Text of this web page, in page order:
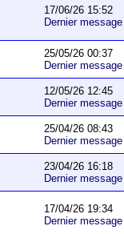
17/06/26 15:52
Dernier message
25/05/26 00:37
Dernier message
12/05/26 12:45
Dernier message
25/04/26 08:43
Dernier message
23/04/26 16:18
Dernier message
17/04/26 19:34
Dernier message